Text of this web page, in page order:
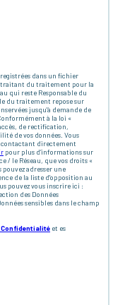
dans un fichier
traitant du traitement pour la
qui reste Responsable du
du traitement repose sur
jusqu'à demande de
à la loi «
de rectification,
de vos données. Vous
contactant directement
pour plus d’informations sur
/ le Réseau, que vos droits «
adresser une
de la liste d'opposition au
pouvez vous inscrire ici :
des Données
sensibles dans le champ
et es